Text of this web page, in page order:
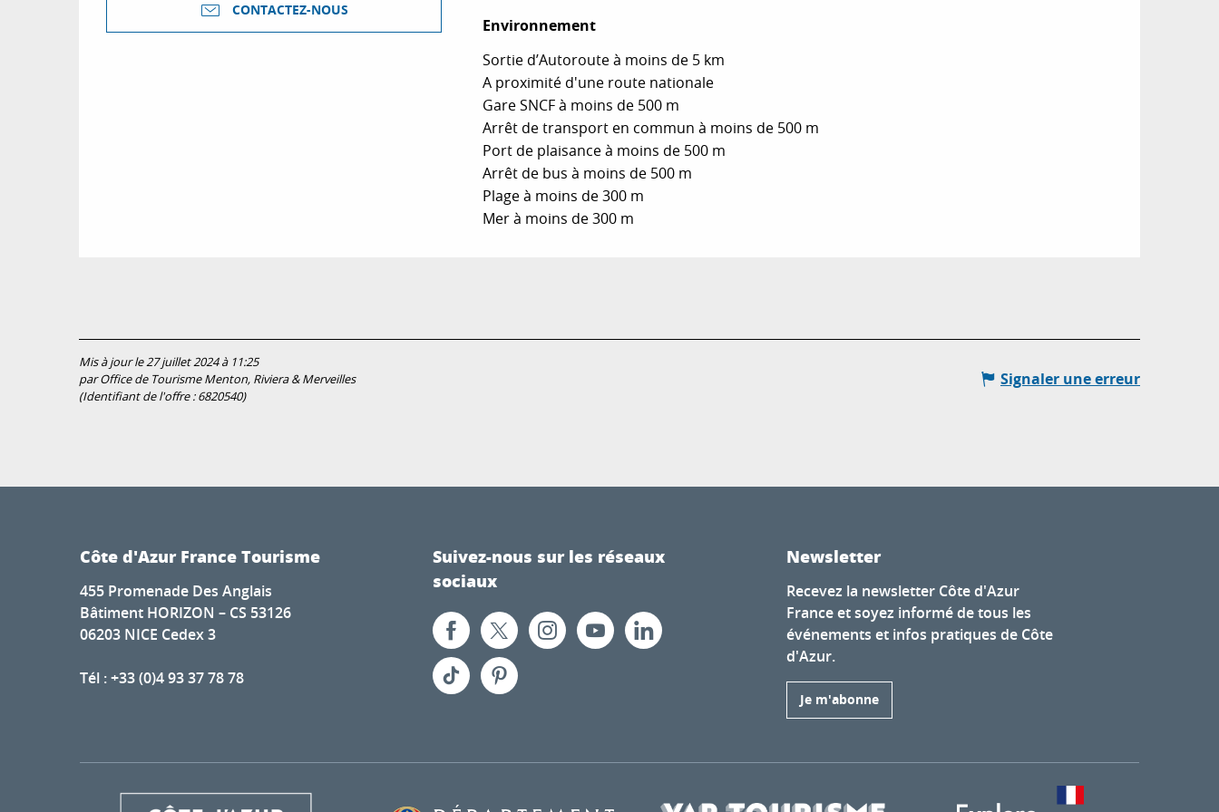
CONTACTEZ-NOUS
Environnement
Environnement
Sortie d’Autoroute à moins de 5 km
A proximité d'une route nationale
Gare SNCF à moins de 500 m
Arrêt de transport en commun à moins de 500 m
Port de plaisance à moins de 500 m
Arrêt de bus à moins de 500 m
Plage à moins de 300 m
Mer à moins de 300 m
Mis à jour le 27 juillet 2024 à 11:25
par Office de Tourisme Menton, Riviera & Merveilles
(Identifiant de l'offre :6820540)
Signaler une erreur
Côte d'Azur France Tourisme
455 Promenade Des Anglais
Bâtiment HORIZON – CS 53126
06203 NICE Cedex 3
Tél : +33 (0)4 93 37 78 78
Suivez-nous sur les réseaux
sociaux
Newsletter
Recevez la newsletter Côte d'Azur
France et soyez informé de tous les
événements et infos pratiques de Côte
d'Azur.
Je m'abonne